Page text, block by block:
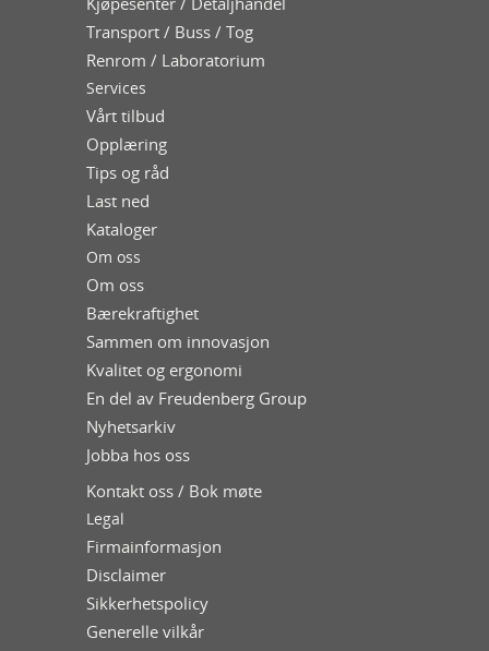
Transport / Buss / Tog
Renrom / Laboratorium
Services
Vårt tilbud
Opplæring
Tips og råd
Last ned
Kataloger
Om oss
Om oss
Bærekraftighet
Sammen om innovasjon
Kvalitet og ergonomi
En del av Freudenberg Group
Nyhetsarkiv
Jobba hos oss
Kontakt oss / Bok møte
Legal
Firmainformasjon
Disclaimer
Sikkerhetspolicy
Generelle vilkår